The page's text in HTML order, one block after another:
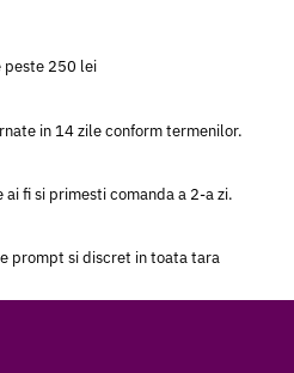
peste 250 lei
in 14 zile conform termenilor.
ai fi si primesti comanda a 2-a zi.
prompt si discret in toata tara